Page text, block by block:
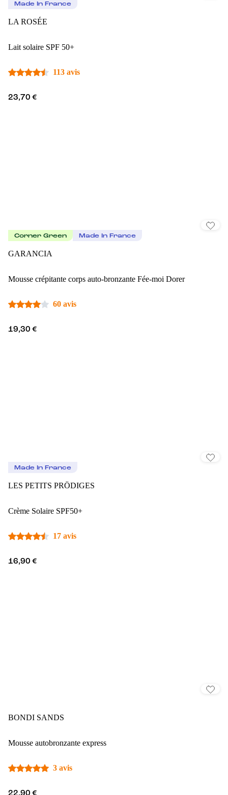
Made In France
LA ROSÉE
Lait solaire SPF 50+
113 avis
23,70 €
Corner Green Made In France
GARANCIA
Mousse crépitante corps auto-bronzante Fée-moi Dorer
60 avis
19,30 €
Made In France
LES PETITS PRÖDIGES
Crème Solaire SPF50+
17 avis
16,90 €
BONDI SANDS
Mousse autobronzante express
3 avis